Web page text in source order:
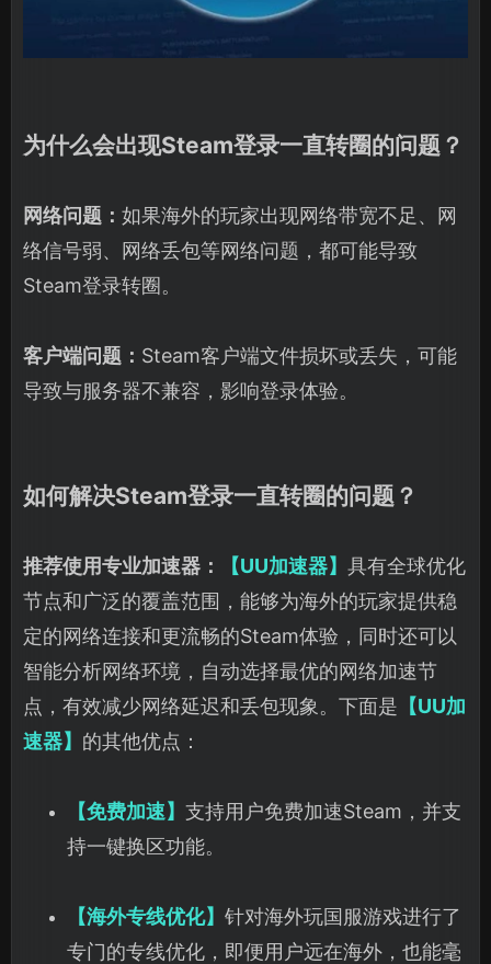
为什么会出现Steam登录一直转圈的问题？
网络问题： 如果海外的玩家出现网络带宽不足、网
络信号弱、网络丢包等网络问题，都可能导致
Steam登录转圈。
客户端问题： Steam客户端文件损坏或丢失，可能
导致与服务器不兼容，影响登录体验。
如何解决Steam登录一直转圈的问题？
推荐使用专业加速器： 【UU加速器】 具有全球优化
节点和广泛的覆盖范围，能够为海外的玩家提供稳
定的网络连接和更流畅的Steam体验，同时还可以
智能分析网络环境，自动选择最优的网络加速节
点，有效减少网络延迟和丢包现象。下面是 【UU加
速器】 的其他优点：
【免费加速】 支持用户免费加速Steam，并支
持一键换区功能。
【海外专线优化】 针对海外玩国服游戏进行了
专门的专线优化，即便用户远在海外，也能毫